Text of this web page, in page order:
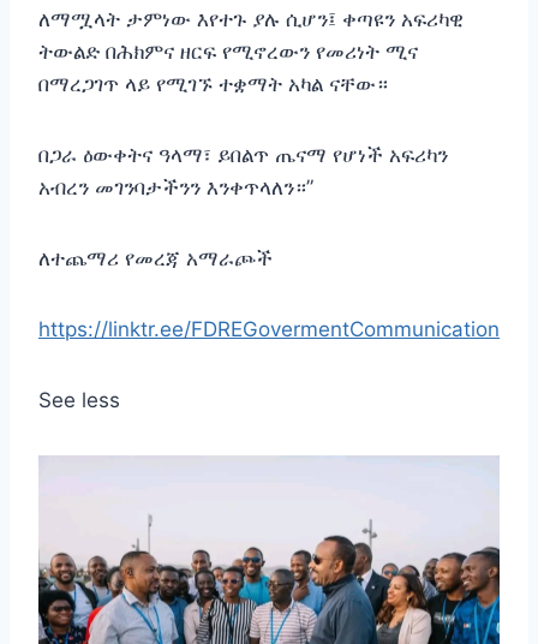
ለማሟላት ታምነው እየተጉ ያሉ ሲሆን፤ ቀጣዩን አፍሪካዊ
ትውልድ በሕክምና ዘርፍ የሚኖረውን የመሪነት ሚና
በማረጋገጥ ላይ የሚገኙ ተቋማት አካል ናቸው።
‎በጋራ ዕውቀትና ዓላማ፣ ይበልጥ ጤናማ የሆነች አፍሪካን
አብረን መገንባታችንን እንቀጥላለን።”
ለተጨማሪ የመረጃ አማራጮች
https://linktr.ee/FDREGovermentCommunication
See less